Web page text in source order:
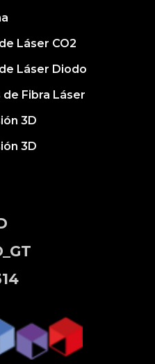
Láser CO2
Láser Diodo
Fibra Láser
3D
3D